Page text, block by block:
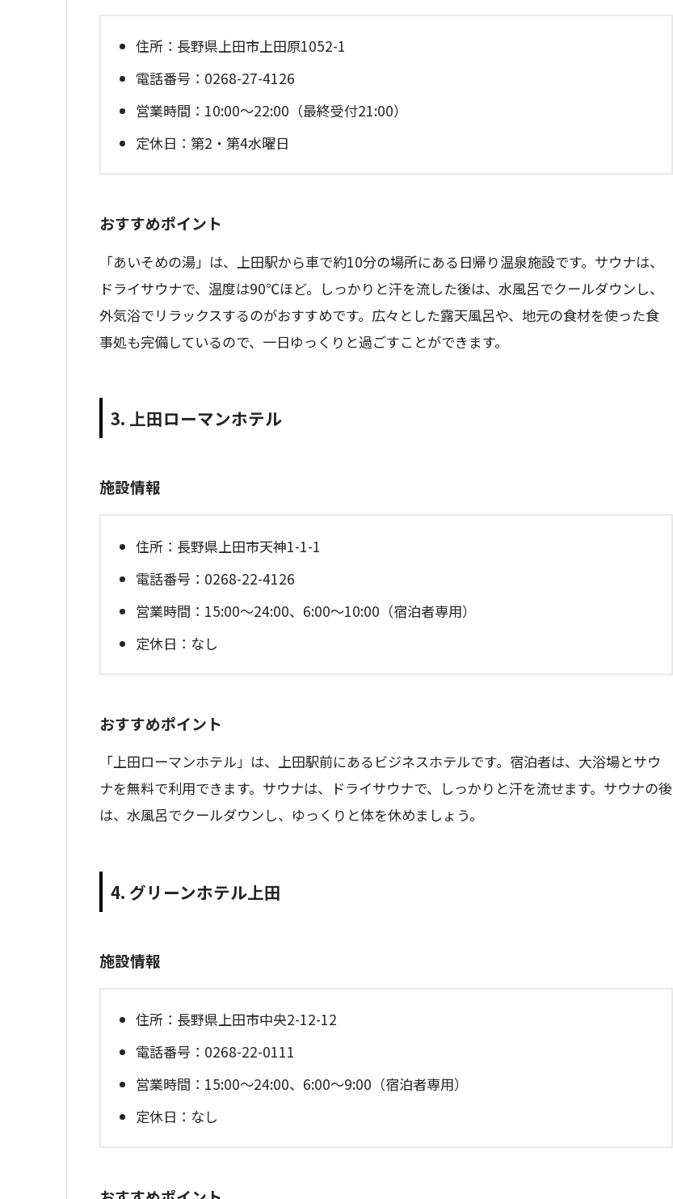
住所：長野県上田市上田原1052-1
電話番号：0268-27-4126
営業時間：10:00～22:00（最終受付21:00）
定休日：第2・第4水曜日
おすすめポイント
「あいそめの湯」は、上田駅から車で約10分の場所にある日帰り温泉施設です。サウナは、
ドライサウナで、温度は90℃ほど。しっかりと汗を流した後は、水風呂でクールダウンし、
外気浴でリラックスするのがおすすめです。広々とした露天風呂や、地元の食材を使った食
事処も完備しているので、一日ゆっくりと過ごすことができます。
3. 上田ローマンホテル
施設情報
住所：長野県上田市天神1-1-1
電話番号：0268-22-4126
営業時間：15:00～24:00、6:00～10:00（宿泊者専用）
定休日：なし
おすすめポイント
「上田ローマンホテル」は、上田駅前にあるビジネスホテルです。宿泊者は、大浴場とサウ
ナを無料で利用できます。サウナは、ドライサウナで、しっかりと汗を流せます。サウナの後
は、水風呂でクールダウンし、ゆっくりと体を休めましょう。
4. グリーンホテル上田
施設情報
住所：長野県上田市中央2-12-12
電話番号：0268-22-0111
営業時間：15:00～24:00、6:00～9:00（宿泊者専用）
定休日：なし